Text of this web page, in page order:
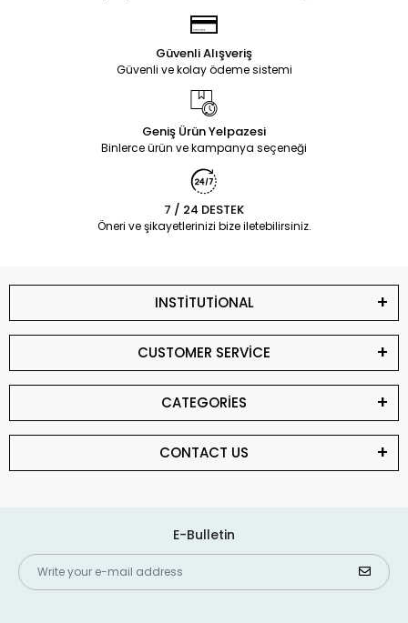
Güvenli Alışveriş
Güvenli ve kolay ödeme sistemi
Geniş Ürün Yelpazesi
Binlerce ürün ve kampanya seçeneği
7 / 24 DESTEK
Öneri ve şikayetlerinizi bize iletebilirsiniz.
INSTİTUTİONAL
CUSTOMER SERVİCE
CATEGORİES
CONTACT US
E-Bulletin